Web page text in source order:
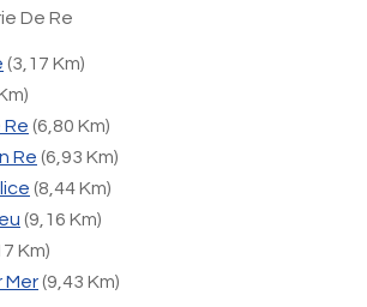
De Re
(3,17 Km)
Re (6,80 Km)
Re (6,93 Km)
(8,44 Km)
(9,16 Km)
Km)
Mer(9,43 Km)